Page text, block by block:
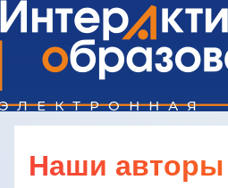
Close search
Поиск
Наши авторы